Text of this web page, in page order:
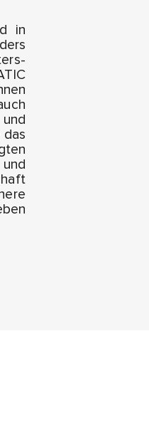
in
das